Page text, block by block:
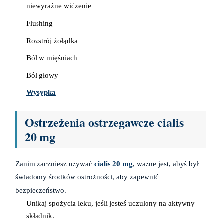
niewyraźne widzenie
Flushing
Rozstrój żołądka
Ból w mięśniach
Ból głowy
Wysypka
Ostrzeżenia ostrzegawcze cialis
20 mg
Zanim zaczniesz używać cialis 20 mg, ważne jest, abyś był
świadomy środków ostrożności, aby zapewnić
bezpieczeństwo.
Unikaj spożycia leku, jeśli jesteś uczulony na aktywny
składnik.